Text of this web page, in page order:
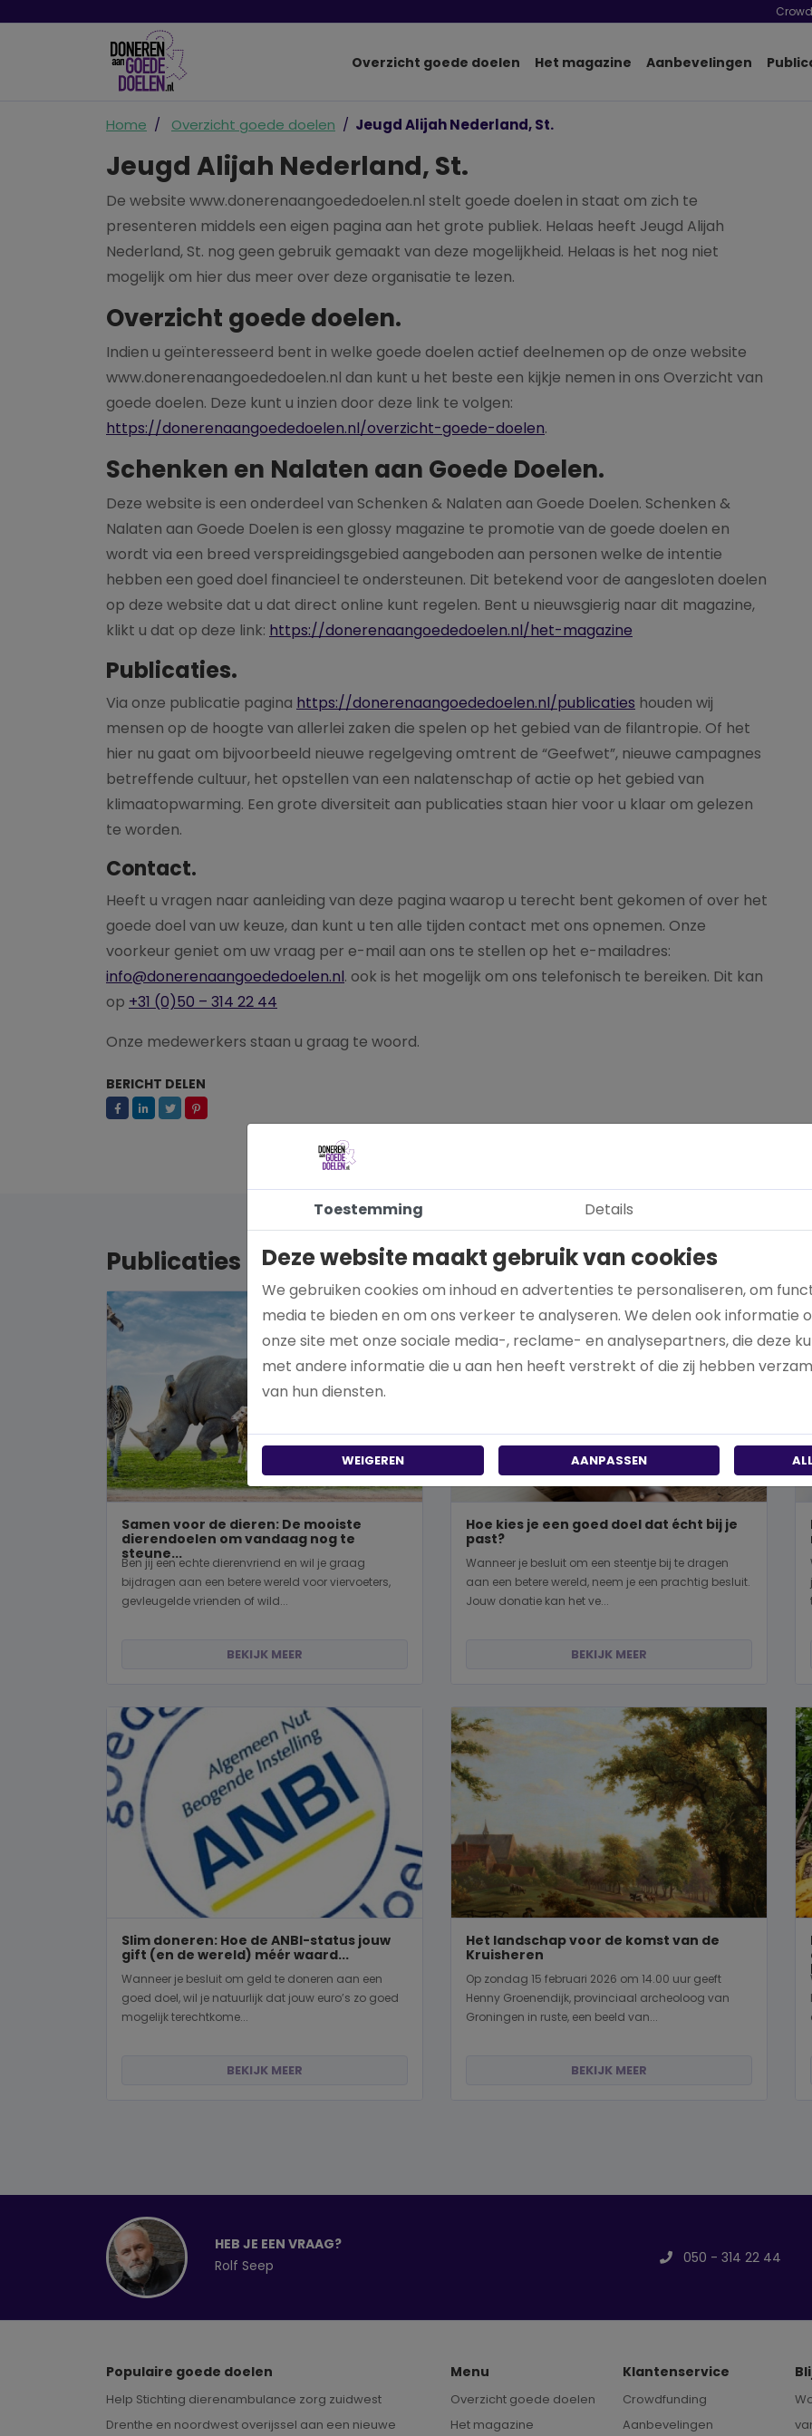
Overzicht goede doelen Het magazine Aanbevelingen
Home Overzicht goede doelen Jeugd Alijah Nederland, St.
Jeugd Alijah Nederland, St.
De website www.donerenaangoededoelen.nl stelt goede doelen in staat om zich te
presenteren middels een eigen pagina aan het grote publiek. Helaas heeft Jeugd Alijah
Nederland, St. nog geen gebruik gemaakt van deze mogelijkheid. Helaas is het nog niet
mogelijk om hier dus meer over deze organisatie te lezen.
Overzicht goede doelen.
Indien u geïnteresseerd bent in welke goede doelen actief deelnemen op de onze website
www.donerenaangoededoelen.nl dan kunt u het beste een kijkje nemen in ons Overzicht van
goede doelen. Deze kunt u inzien door deze link te volgen:
https://donerenaangoededoelen.nl/overzicht-goede-doelen.
Schenken en Nalaten aan Goede Doelen.
Deze website is een onderdeel van Schenken & Nalaten aan Goede Doelen. Schenken &
Nalaten aan Goede Doelen is een glossy magazine te promotie van de goede doelen en
wordt via een breed verspreidingsgebied aangeboden aan personen welke de intentie
hebben een goed doel financieel te ondersteunen. Dit betekend voor de aangesloten doelen
op deze website dat u dat direct online kunt regelen. Bent u nieuwsgierig naar dit magazine,
klikt u dat op deze link: https://donerenaangoededoelen.nl/het-magazine
Publicaties.
Via onze publicatie pagina https://donerenaangoededoelen.nl/publicaties houden wij
mensen op de hoogte van allerlei zaken die spelen op het gebied van de filantropie. Of het
hier nu gaat om bijvoorbeeld nieuwe regelgeving omtrent de “Geefwet”, nieuwe campagnes
betreffende cultuur, het opstellen van een nalatenschap of actie op het gebied van
klimaatopwarming. Een grote diversiteit aan publicaties staan hier voor u klaar om gelezen
te worden.
Contact.
Heeft u vragen naar aanleiding van deze pagina waarop u terecht bent gekomen of over het
goede doel van uw keuze, dan kunt u ten alle tijden contact met ons opnemen. Onze
voorkeur geniet om uw vraag per e-mail aan ons te stellen op het e-mailadres:
info@donerenaangoededoelen.nl. ook is het mogelijk om ons telefonisch te bereiken. Dit kan
op +31 (0)50 – 314 22 44
Onze medewerkers staan u graag te woord.
BERICHT DELEN
Publicaties
Samen voor de dieren: De mooiste
dierendoelen om vandaag nog te
steune...
Ben jij een echte dierenvriend en wil je graag
bijdragen aan een betere wereld voor viervoeters,
gevleugelde vrienden of wild...
BEKIJK MEER
Hoe kies je een goed doel dat écht bij je
past?
Wanneer je besluit om een steentje bij te dragen
aan een betere wereld, neem je een prachtig besluit.
Jouw donatie kan het ve...
BEKIJK MEER
Slim doneren: Hoe de ANBI-status jouw
gift (en de wereld) méér waard...
Wanneer je besluit om geld te doneren aan een
goed doel, wil je natuurlijk dat jouw euro’s zo goed
mogelijk terechtkome...
BEKIJK MEER
Het landschap voor de komst van de
Kruisheren
Op zondag 15 februari 2026 om 14.00 uur geeft
Henny Groenendijk, provinciaal archeoloog van
Groningen in ruste, een beeld van...
BEKIJK MEER
HEB JE EEN VRAAG?
Rolf Seep
050 - 314 22 44
Populaire goede doelen
Help Stichting dierenambulance zorg zuidwest
Drenthe en noordwest overijssel aan een nieuwe
Menu
Overzicht goede doelen
Het magazine
Klantenservice
Crowdfunding
Aanbevelingen
Toestemming Details
Deze website maakt gebruik van cookies
We gebruiken cookies om inhoud en advertenties te personaliseren, om
media te bieden en om ons verkeer te analyseren. We delen ook informatie
onze site met onze sociale media-, reclame- en analysepartners, die deze
met andere informatie die u aan hen heeft verstrekt of die zij hebben
van hun diensten.
WEIGEREN AANPASSEN